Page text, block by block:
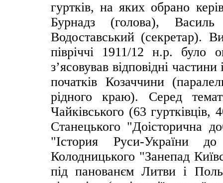
гуртків, на яких обрано
Бурнадз (голова), Василь
Водоставський (секретар).
півріччі 1911/12 н.р. було
з’ясовував відповідні
початків Козаччини
рідного краю). Серед
Чайківського (63 гуртківців,
Станецького "Доісторична
"Істория Руси-України
Колодницького "Занепад
під панованєм Литви і